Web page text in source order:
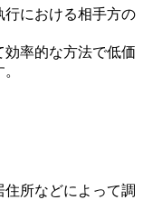
行における相手方の
率的な方法で低価
所などによって調